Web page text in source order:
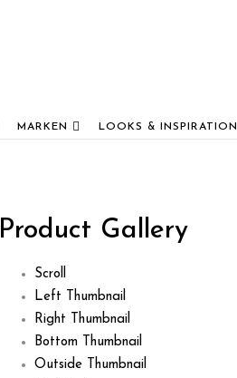
MARKEN LOOKS & INSPIRATION
Product Gallery
Scroll
Left Thumbnail
Right Thumbnail
Bottom Thumbnail
Outside Thumbnail